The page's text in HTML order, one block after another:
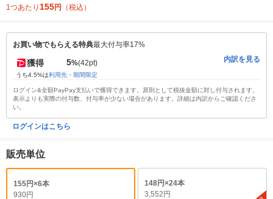
1つあたり 155円 （税込）
お買い物でもらえる特典最大付与率17%
獲得 5%(42pt)
うち4.5%は利用先・期間限定
内訳を見る
ログイン&全額PayPay支払いで獲得できます。原則として税抜金額に対し付与されます。
表示よりも実際の付与数、付与率が少ない場合があります。詳細は内訳からご確認くださ
い。
ログインはこちら
販売単位
155円×6本
930円
148円×24本
3,552円